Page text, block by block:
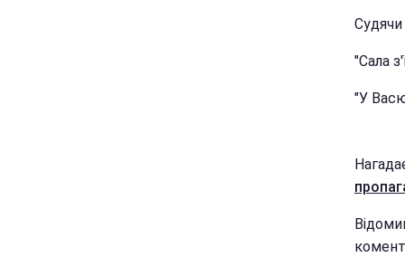
Судячи
"Сала
"У